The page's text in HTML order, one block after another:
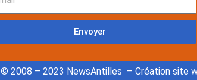
Envoyer
© 2008 – 2023 NewsAntilles – Création site